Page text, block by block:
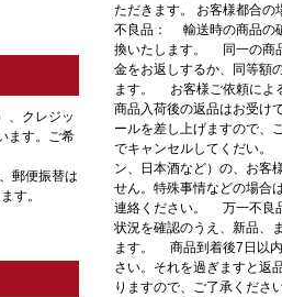
、クレジッ
ます。ご希
郵便振替は
す。
ただきます。 お客様都合の
不良品： 輸送時の商品の
換いたします。 同一の商
金をお返しするか、同等額
ます。 お客様ご依頼によ
商品入荷後の返品はお受け
ールを差し上げますので、
でキャンセルしてくだい
ン、日本酒など）の、お客
せん。特殊事情などの場合
連絡ください。 万一不良
状況を確認のうえ、新品、
ます。 商品到着後7日以
さい。それを過ぎますと返
りますので、ご了承くださ